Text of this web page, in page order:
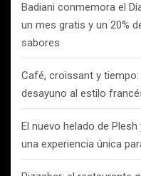
Badiani conmemora el
un mes gratis y un 20%
sabores
Café, croissant y
desayuno al estilo
El nuevo helado de
una experiencia única